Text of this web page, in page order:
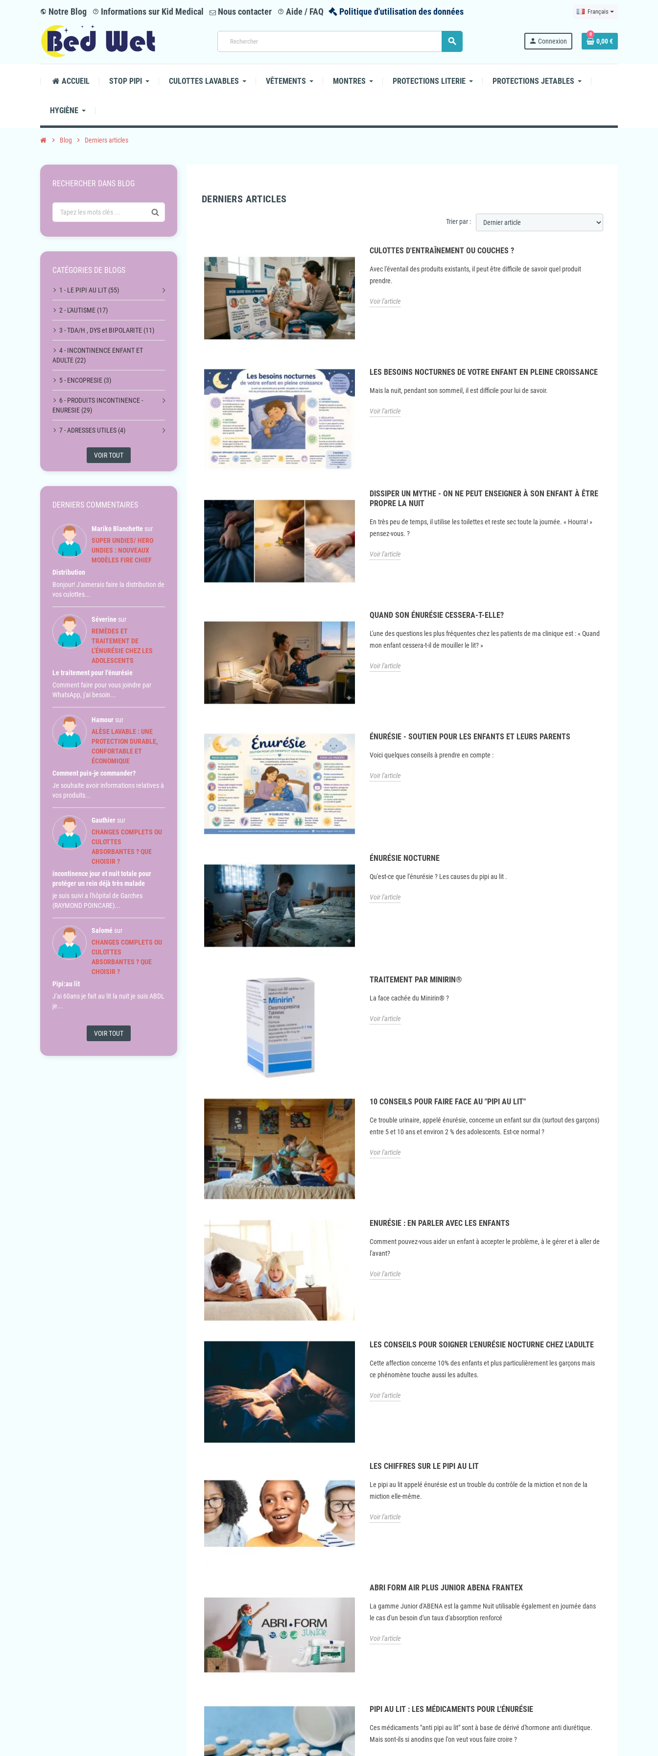
public Notre Blog help_outline Informations sur Kid Medical Nous contacter help_outline Aide / FAQ Politique d'utilisation des données Français
search person Connexion
0
0,00 €
ACCUEIL STOP PIPI CULOTTES LAVABLES VÊTEMENTS MONTRES PROTECTIONS LITERIE PROTECTIONS JETABLES
HYGIÈNE
chevron_right Blog chevron_right Derniers articles
RECHERCHER DANS BLOG
CATÉGORIES DE BLOGS
1 - LE PIPI AU LIT (55)
2 - L'AUTISME (17)
3 - TDA/H , DYS et BIPOLARITE (11)
4 - INCONTINENCE ENFANT ET
ADULTE (22)
5 - ENCOPRESIE (3)
6 - PRODUITS INCONTINENCE -
ENURESIE (29)
7 - ADRESSES UTILES (4)
VOIR TOUT
DERNIERS COMMENTAIRES
Mariko Blanchette sur
SUPER UNDIES/ HERO
UNDIES : NOUVEAUX
MODÈLES FIRE CHIEF
Distribution
Bonjour! J'aimerais faire la distribution de
vos culottes...
Séverine sur
REMÈDES ET
TRAITEMENT DE
L’ÉNURÉSIE CHEZ LES
ADOLESCENTS
Le traitement pour l'énurésie
Comment faire pour vous joindre par
WhatsApp, j'ai besoin...
Hamour sur
ALÈSE LAVABLE : UNE
PROTECTION DURABLE,
CONFORTABLE ET
ÉCONOMIQUE
Comment puis-je commander?
Je souhaite avoir informations relatives à
vos produits...
Gauthier sur
CHANGES COMPLETS OU
CULOTTES
ABSORBANTES ? QUE
CHOISIR ?
incontinence jour et nuit totale pour
protéger un rein déjà très malade
je suis suivi a l'hôpital de Garches
(RAYMOND POINCARE)...
Salomé sur
CHANGES COMPLETS OU
CULOTTES
ABSORBANTES ? QUE
CHOISIR ?
Pipi:au lit
J'ai 60ans je fait au lit la nuit je suis ABDL
je...
VOIR TOUT
DERNIERS ARTICLES
Trier par :
CULOTTES D'ENTRAÎNEMENT OU COUCHES ?
Avec l'éventail des produits existants, il peut être difficile de savoir quel produit
prendre.
Voir l'article
LES BESOINS NOCTURNES DE VOTRE ENFANT EN PLEINE CROISSANCE
Mais la nuit, pendant son sommeil, il est difficile pour lui de savoir.
Voir l'article
DISSIPER UN MYTHE - ON NE PEUT ENSEIGNER À SON ENFANT À ÊTRE
PROPRE LA NUIT
En très peu de temps, il utilise les toilettes et reste sec toute la journée. « Hourra! »
pensez-vous. ?
Voir l'article
QUAND SON ÉNURÉSIE CESSERA-T-ELLE?
L'une des questions les plus fréquentes chez les patients de ma clinique est : « Quand
mon enfant cessera-t-il de mouiller le lit? »
Voir l'article
ÉNURÉSIE - SOUTIEN POUR LES ENFANTS ET LEURS PARENTS
Voici quelques conseils à prendre en compte :
Voir l'article
ÉNURÉSIE NOCTURNE
Qu'est-ce que l'énurésie ? Les causes du pipi au lit .
Voir l'article
TRAITEMENT PAR MINIRIN®
La face cachée du Minirin® ?
Voir l'article
10 CONSEILS POUR FAIRE FACE AU "PIPI AU LIT"
Ce trouble urinaire, appelé énurésie, concerne un enfant sur dix (surtout des garçons)
entre 5 et 10 ans et environ 2 % des adolescents. Est-ce normal ?
Voir l'article
ENURÉSIE : EN PARLER AVEC LES ENFANTS
Comment pouvez-vous aider un enfant à accepter le problème, à le gérer et à aller de
l'avant?
Voir l'article
LES CONSEILS POUR SOIGNER L'ENURÉSIE NOCTURNE CHEZ L'ADULTE
Cette affection concerne 10% des enfants et plus particulièrement les garçons mais
ce phénomène touche aussi les adultes.
Voir l'article
LES CHIFFRES SUR LE PIPI AU LIT
Le pipi au lit appelé énurésie est un trouble du contrôle de la miction et non de la
miction elle-même.
Voir l'article
ABRI FORM AIR PLUS JUNIOR ABENA FRANTEX
La gamme Junior d'ABENA est la gamme Nuit utilisable également en journée dans
le cas d'un besoin d'un taux d'absorption renforcé
Voir l'article
PIPI AU LIT : LES MÉDICAMENTS POUR L'ÉNURÉSIE
Ces médicaments "anti pipi au lit" sont à base de dérivé d'hormone anti diurétique.
Mais sont-ils si anodins que l'on veut vous faire croire ?